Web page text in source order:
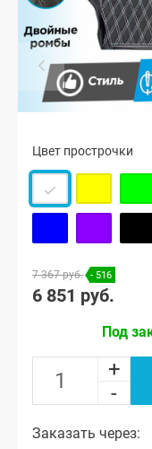
Цвет прострочки
7 367 руб. - 516
6 851 руб.
Под
+
-
Заказать через: